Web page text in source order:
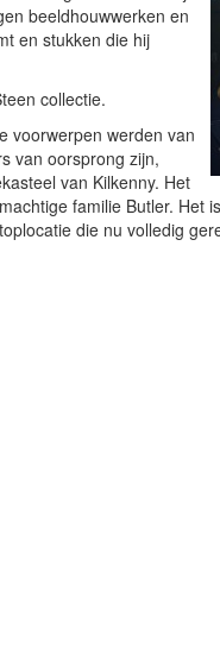
beeldhouwwerken en
en stukken die hij
collectie.
voorwerpen werden van
van oorsprong zijn,
van Kilkenny. Het
familie Butler.
die nu volledig